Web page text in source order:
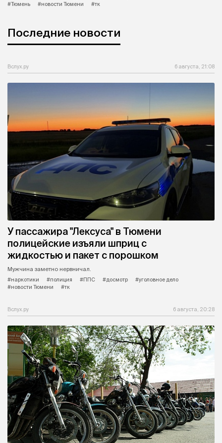
#Тюмень
#новости Тюмени #тк
Последние новости
Вслух.ру 6 августа, 21:08
У пассажира "Лексуса" в Тюмени
полицейские изъяли шприц с
жидкостью и пакет с порошком
Мужчина заметно нервничал.
#наркотики
#полиция #ППС #досмотр
#уголовное дело
#новости Тюмени
#тк
Вслух.ру 6 августа, 20:28